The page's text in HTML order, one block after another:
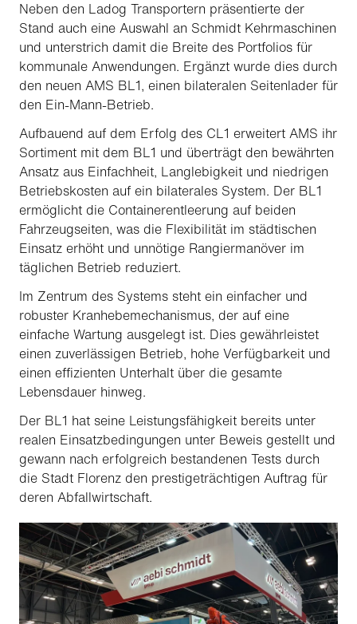
Neben den Ladog Transportern präsentierte der
Stand auch eine Auswahl an Schmidt Kehrmaschinen
und unterstrich damit die Breite des Portfolios für
kommunale Anwendungen. Ergänzt wurde dies durch
den neuen AMS BL1, einen bilateralen Seitenlader für
den Ein-Mann-Betrieb.
Aufbauend auf dem Erfolg des CL1 erweitert AMS ihr
Sortiment mit dem BL1 und überträgt den bewährten
Ansatz aus Einfachheit, Langlebigkeit und niedrigen
Betriebskosten auf ein bilaterales System. Der BL1
ermöglicht die Containerentleerung auf beiden
Fahrzeugseiten, was die Flexibilität im städtischen
Einsatz erhöht und unnötige Rangiermanöver im
täglichen Betrieb reduziert.
Im Zentrum des Systems steht ein einfacher und
robuster Kranhebemechanismus, der auf eine
einfache Wartung ausgelegt ist. Dies gewährleistet
einen zuverlässigen Betrieb, hohe Verfügbarkeit und
einen effizienten Unterhalt über die gesamte
Lebensdauer hinweg.
Der BL1 hat seine Leistungsfähigkeit bereits unter
realen Einsatzbedingungen unter Beweis gestellt und
gewann nach erfolgreich bestandenen Tests durch
die Stadt Florenz den prestigeträchtigen Auftrag für
deren Abfallwirtschaft.